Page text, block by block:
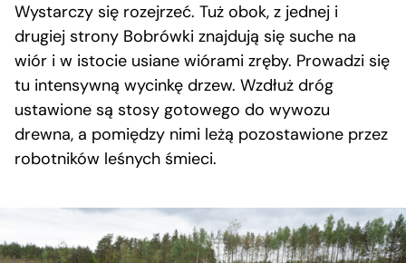
Wystarczy się rozejrzeć. Tuż obok, z jednej i
drugiej strony Bobrówki znajdują się suche na
wiór i w istocie usiane wiórami zręby. Prowadzi się
tu intensywną wycinkę drzew. Wzdłuż dróg
ustawione są stosy gotowego do wywozu
drewna, a pomiędzy nimi leżą pozostawione przez
robotników leśnych śmieci.